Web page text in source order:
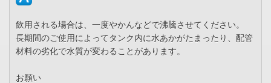
飲用される場合は、一度やかんなどで沸騰させてください。
長期間のご使用によってタンク内に水あかがたまったり、配管
材料の劣化で水質が変わることがあります。
お願い